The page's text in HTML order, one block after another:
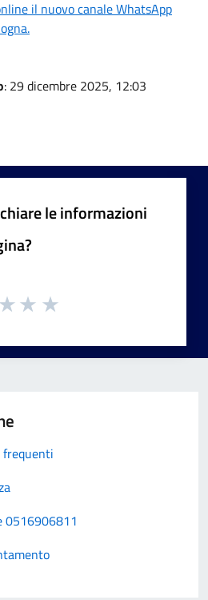
il nuovo canale WhatsApp
: 29 dicembre 2025, 12:03
le informazioni
frequenti
0516906811